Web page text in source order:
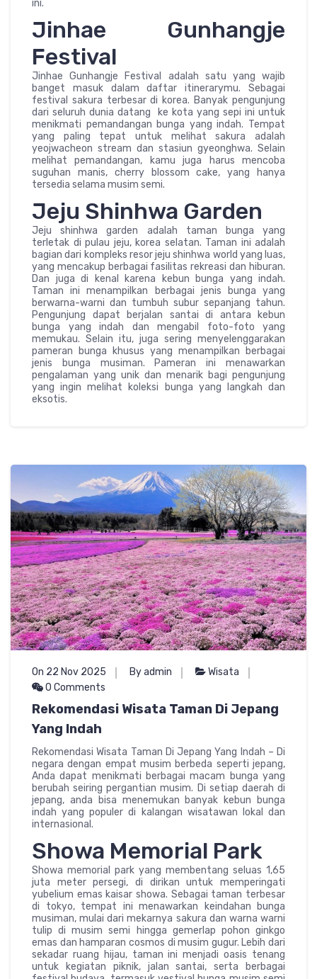
ini.
Jinhae Gunhangje
Festival
Jinhae Gunhangje Festival adalah satu yang wajib
banget masuk dalam daftar itinerarymu. Sebagai
festival sakura terbesar di korea. Banyak pengunjung
dari seluruh dunia datang ke kota yang sepi ini untuk
menikmati pemandangan bunga yang indah. Tempat
yang paling tepat untuk melihat sakura adalah
yeojwacheon stream dan stasiun gyeonghwa. Selain
melihat pemandangan, kamu juga harus mencoba
suguhan manis, cherry blossom cake, yang hanya
tersedia selama musim semi.
Jeju Shinhwa Garden
Jeju shinhwa garden adalah taman bunga yang
terletak di pulau jeju, korea selatan. Taman ini adalah
bagian dari kompleks resor jeju shinhwa world yang luas,
yang mencakup berbagai fasilitas rekreasi dan hiburan.
Dan juga di kenal karena kebun bunga yang indah.
Taman ini menampilkan berbagai jenis bunga yang
berwarna-warni dan tumbuh subur sepanjang tahun.
Pengunjung dapat berjalan santai di antara kebun
bunga yang indah dan mengabil foto-foto yang
memukau. Selain itu, juga sering menyelenggarakan
pameran bunga khusus yang menampilkan berbagai
jenis bunga musiman. Pameran ini menawarkan
pengalaman yang unik dan menarik bagi pengunjung
yang ingin melihat koleksi bunga yang langkah dan
eksotis.
On 22 Nov 2025 By admin
Wisata
0 Comments
Rekomendasi Wisata Taman Di Jepang
Yang Indah
Rekomendasi Wisata Taman Di Jepang Yang Indah – Di
negara dengan empat musim berbeda seperti jepang,
Anda dapat menikmati berbagai macam bunga yang
berubah seiring pergantian musim. Di setiap daerah di
jepang, anda bisa menemukan banyak kebun bunga
indah yang populer di kalangan wisatawan lokal dan
internasional.
Showa Memorial Park
Showa memorial park yang membentang seluas 1,65
juta meter persegi, di dirikan untuk memperingati
yubelium emas kaisar showa. Sebagai taman terbesar
di tokyo, tempat ini menawarkan keindahan bunga
musiman, mulai dari mekarnya sakura dan warna warni
tulip di musim semi hingga gemerlap pohon ginkgo
emas dan hamparan cosmos di musim gugur. Lebih dari
sekadar ruang hijau, taman ini menjadi oasis tenang
untuk kegiatan piknik, jalan santai, serta berbagai